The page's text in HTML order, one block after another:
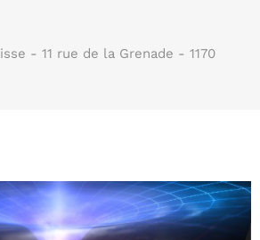
- 11 rue de la Grenade - 1170